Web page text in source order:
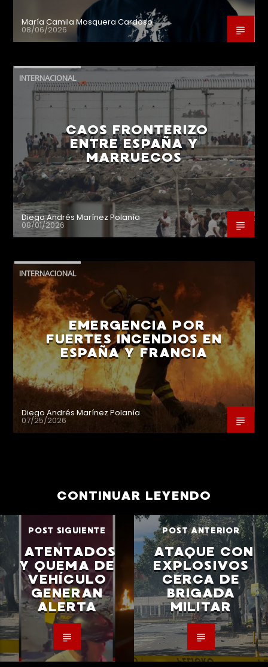
María Camila Mosquera Cardoso
08/06/2026
INTERNACIONAL
CAOS FRONTERIZO
ENTRE ESPAÑA Y
MARRUECOS
Diego Andrés Marínez Polanía
08/01/2026
INTERNACIONAL
EMERGENCIA POR
FUERTES INCENDIOS EN
ESPAÑA Y FRANCIA
Diego Andrés Marínez Polanía
07/25/2026
CONTINUAR LEYENDO
POST SIGUIENTE
ATENTADOS
Y QUEMA DE
VEHÍCULO
GENERAN
ALERTA
POST ANTERIOR
ATAQUE CON
EXPLOSIVOS
CERCA DE
BRIGADA
MILITAR